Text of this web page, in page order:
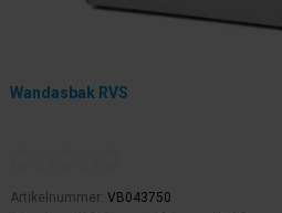
Wandasbak RVS
Artikelnummer: VB043750